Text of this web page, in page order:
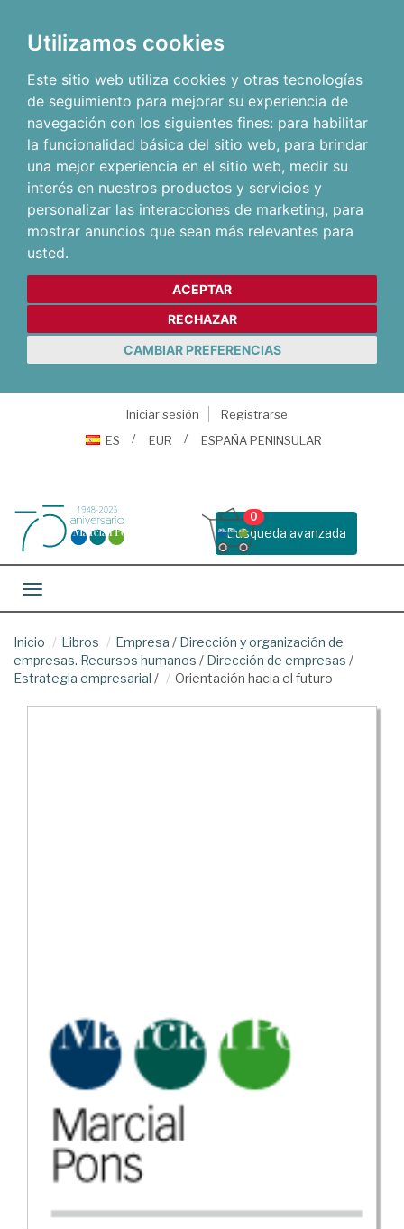
Utilizamos cookies
Este sitio web utiliza cookies y otras tecnologías
de seguimiento para mejorar su experiencia de
navegación con los siguientes fines: para habilitar
la funcionalidad básica del sitio web, para brindar
una mejor experiencia en el sitio web, medir su
interés en nuestros productos y servicios y
personalizar las interacciones de marketing, para
mostrar anuncios que sean más relevantes para
usted.
ACEPTAR
RECHAZAR
CAMBIAR PREFERENCIAS
Iniciar sesión
Registrarse
ES
EUR ESPAÑA PENINSULAR
Busqueda avanzada
0
Toggle navigation
Inicio Libros Empresa / Dirección y organización de
empresas. Recursos humanos / Dirección de empresas /
Estrategia empresarial / Orientación hacia el futuro